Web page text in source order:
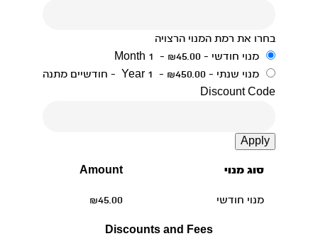
בחרו את רמת המנוי הרצויה
מנוי חודשי -
₪45.00
-
1 Month
מנוי שנתי -
₪450.00
-
1 Year
- חודשיים מתנה
Discount Code
Apply
סוג מנוי Amount
מנוי חודשי ₪45.00
Discounts and Fees